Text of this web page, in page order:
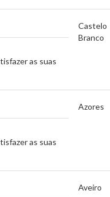
as suas
Castelo
Branco
as suas
Azores
Aveiro